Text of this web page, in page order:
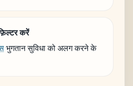
करें
भुगतान सुविधा को अलग करने के